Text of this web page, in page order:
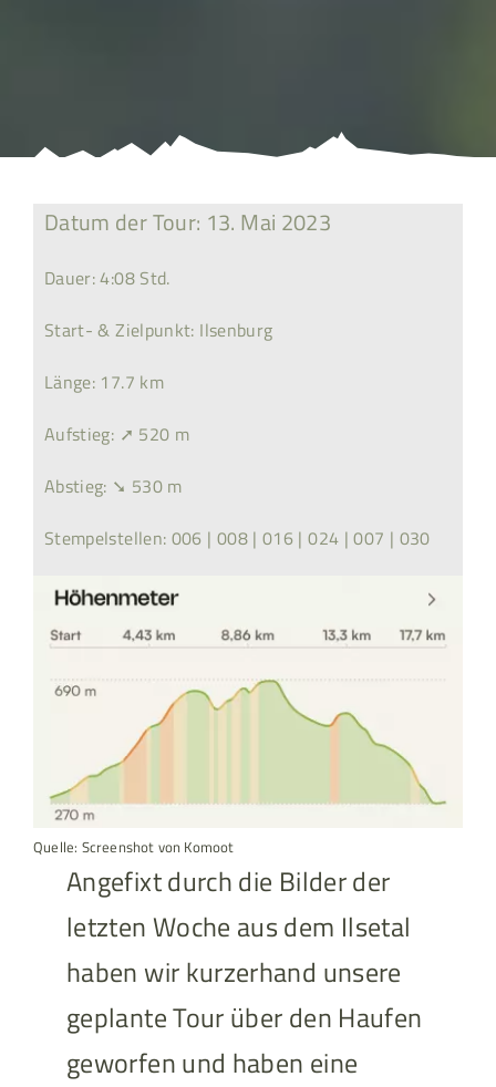
Datum der Tour: 13. Mai 2023
Dauer: 4:08 Std.
Start- & Zielpunkt: Ilsenburg
Länge: 17.7 km
Aufstieg: ➚ 520 m
Abstieg: ➘ 530 m
Stempelstellen: 006 | 008 | 016 | 024 | 007 | 030
Quelle: Screenshot von Komoot
Angefixt durch die Bilder der
letzten Woche aus dem Ilsetal
haben wir kurzerhand unsere
geplante Tour über den Haufen
geworfen und haben eine